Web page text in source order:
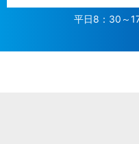
平日8：30～